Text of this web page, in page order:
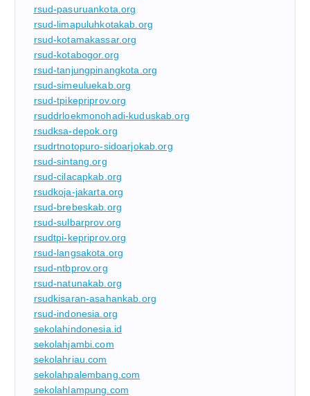
rsud-pasuruankota.org
rsud-limapuluhkotakab.org
rsud-kotamakassar.org
rsud-kotabogor.org
rsud-tanjungpinangkota.org
rsud-simeuluekab.org
rsud-tpikepriprov.org
rsuddrloekmonohadi-kuduskab.org
rsudksa-depok.org
rsudrtnotopuro-sidoarjokab.org
rsud-sintang.org
rsud-cilacapkab.org
rsudkoja-jakarta.org
rsud-brebeskab.org
rsud-sulbarprov.org
rsudtpi-kepriprov.org
rsud-langsakota.org
rsud-ntbprov.org
rsud-natunakab.org
rsudkisaran-asahankab.org
rsud-indonesia.org
sekolahindonesia.id
sekolahjambi.com
sekolahriau.com
sekolahpalembang.com
sekolahlampung.com